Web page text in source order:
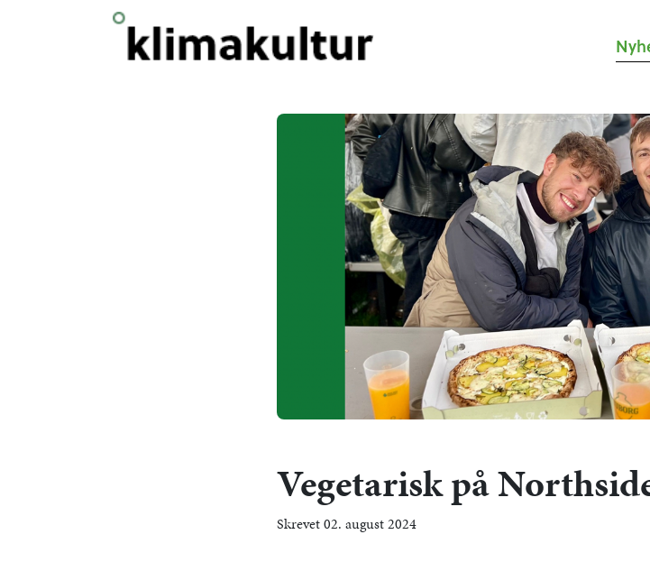
Vegetarisk på
Skrevet 02. august 2024